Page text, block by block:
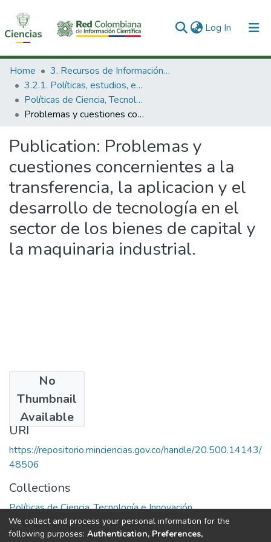
Log In (current)
Communities & Collections
All of DSpace
Statistics
Home
3. Recursos de Información Científica y Tecnológica
3.2.1. Políticas, estudios, evaluaciones e indicadores de CTeI
Políticas de Ciencia, Tecnología e Innovación
Problemas y cuestiones concernientes a la transferencia, la aplicacion y el desarrollo de tecnología en el sector de los bienes de capital y la maquinaria industrial.
Publication: Problemas y
cuestiones concernientes a la
transferencia, la aplicacion y el
desarrollo de tecnología en el
sector de los bienes de capital y
la maquinaria industrial.
No
Thumbnail
Available
1982
URI
https://repositorio.minciencias.gov.co/handle/20.500.14143/
48506
Collections
Políticas de Ciencia, Tecnología e Innovación
Full item page
We collect and process your personal information for the
following purposes: Authentication, Preferences,